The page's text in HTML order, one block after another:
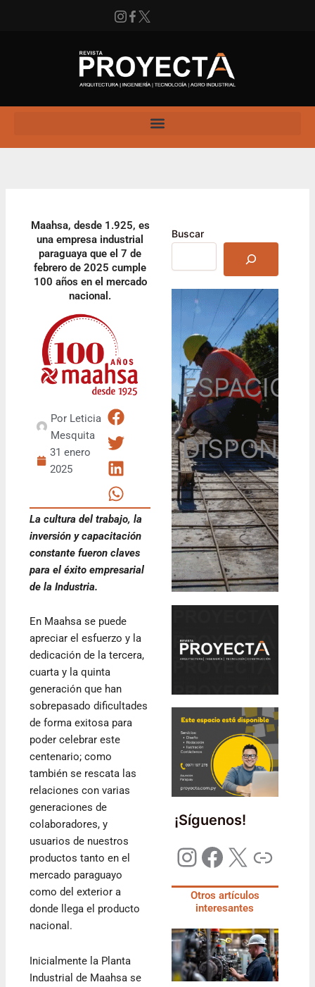
Maahsa, desde 1.925, es
una empresa industrial
paraguaya que el 7 de
febrero de 2025 cumple
100 años en el mercado
nacional.
Por Leticia
Mesquita
31 enero
2025
La cultura del trabajo, la
inversión y capacitación
constante fueron claves
para el éxito empresarial
de la Industria.
En Maahsa se puede
apreciar el esfuerzo y la
dedicación de la tercera,
cuarta y la quinta
generación que han
sobrepasado dificultades
de forma exitosa para
poder celebrar este
centenario; como
también se rescata las
relaciones con varias
generaciones de
colaboradores, y
usuarios de nuestros
productos tanto en el
mercado paraguayo
como del exterior a
donde llega el producto
nacional.
Inicialmente la Planta
Industrial de Maahsa se
Buscar
ESPACIO
¡Síguenos!
InstagramFacebook
Otros artículos
interesantes